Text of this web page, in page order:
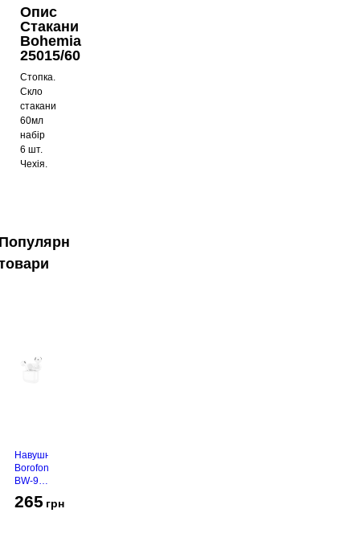
Опис
Стакани
Bohemia
25015/60
Стопка.
Скло
стакани
60мл
набір
6 шт.
Чехія.
Навушники
Borofone
BW-94
White
265 грн